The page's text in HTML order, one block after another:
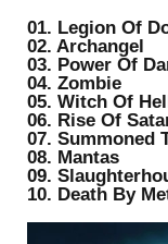
01. Legion Of
02. Archangel
03. Power Of
04. Zombie
05. Witch Of
06. Rise Of
07. Summoned
08. Mantas
09.
10. Death By